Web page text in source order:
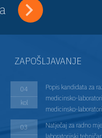
ZAPOŠLJAVANJE
04
kol
Popis kandidata za
medicinsko-
medicinsko-
03
Natječaj za radno
laboratorijski